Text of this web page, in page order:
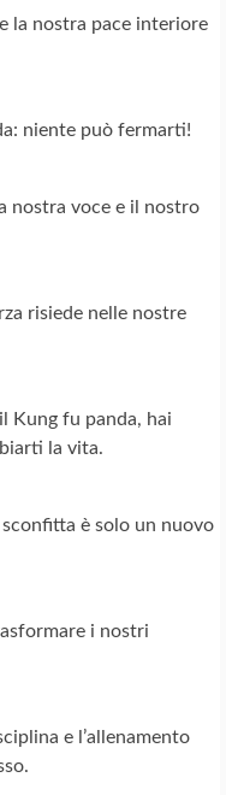
la nostra pace interiore
niente può fermarti!
nostra voce e il nostro
risiede nelle nostre
Kung fu panda, hai
la vita.
è solo un nuovo
i nostri
e l’allenamento